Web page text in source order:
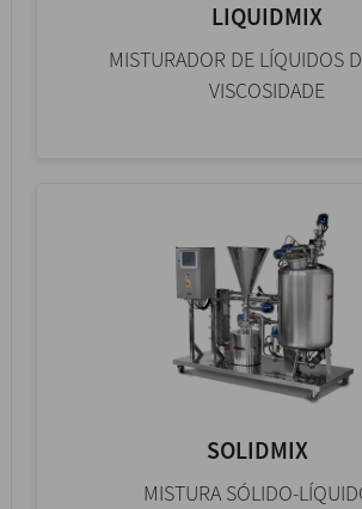
LIQUIDMIX
MISTURADOR DE LÍQUIDOS
VISCOSIDADE
SOLIDMIX
MISTURA SÓLIDO-